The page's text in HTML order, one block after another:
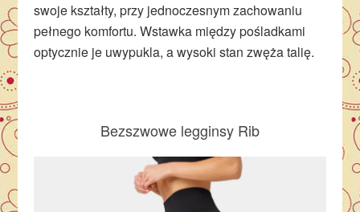
swoje kształty, przy jednoczesnym zachowaniu
pełnego komfortu. Wstawka między pośladkami
optycznie je uwypukla, a wysoki stan zwęża talię.
Bezszwowe legginsy Rib